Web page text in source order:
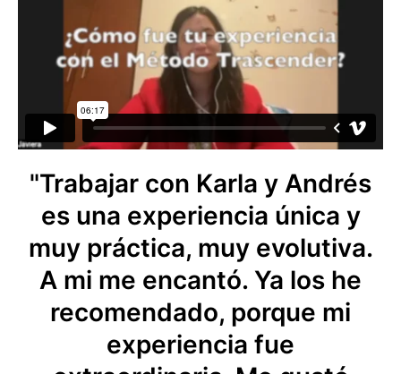
"Trabajar con Karla y Andrés
es una experiencia única y
muy práctica, muy evolutiva.
A mi me encantó. Ya los he
recomendado, porque mi
experiencia fue